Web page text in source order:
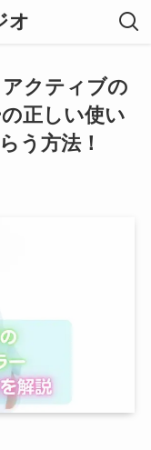
オ
アクティブの
正しい使い
う方法！